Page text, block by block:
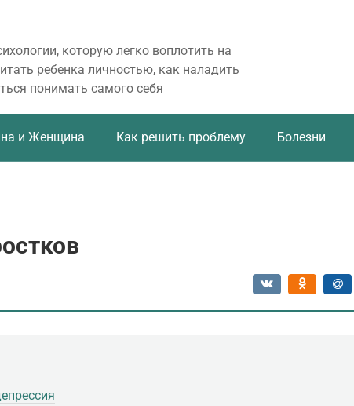
которую легко воплотить на
ребенка личностью, как наладить
понимать самого себя
и Женщина Как решить проблему Болезни